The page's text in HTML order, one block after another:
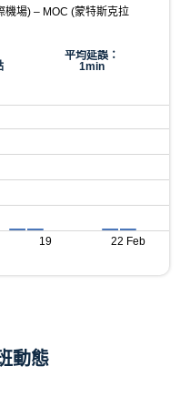
機場) – MOC (蒙特斯克拉
平均延誤：
1min
19 22 Feb
動態